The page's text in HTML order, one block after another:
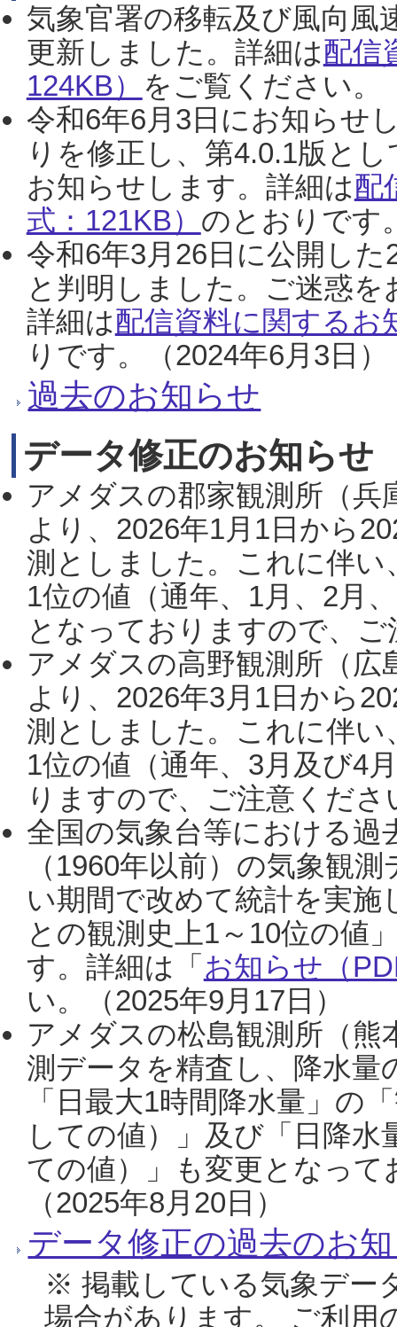
気象官署の移転及び風向風
更新しました。詳細は配信
124KB） をご覧ください。
令和6年6月3日にお知らせ
りを修正し、第4.0.1版と
お知らせします。詳細は配
式：121KB） のとおりです
令和6年3月26日に公開し
と判明しました。ご迷惑
詳細は配信資料に関するお
りです。（2024年6月3日）
過去のお知らせ
データ修正のお知らせ
アメダスの郡家観測所（
より、2026年1月1日から
測としました。これに伴い
1位の値（通年、1月、2月
となっておりますので、
アメダスの高野観測所（
より、2026年3月1日から
測としました。これに伴い
1位の値（通年、3月及び4
りますので、ご注意くだ
全国の気象台等における過
（1960年以前）の気象観
い期間で改めて統計を実
との観測史上1～10位の値
す。詳細は「 お知らせ（
い。（2025年9月17日）
アメダスの松島観測所（熊
測データを精査し、降水
「日最大1時間降水量」の
しての値）」及び「日降
ての値）」も変更となっ
（2025年8月20日）
データ修正の過去のお
※ 掲載している気象デー
場合があります。 ご利用